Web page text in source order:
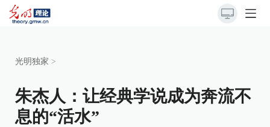
光明独家 >
朱杰人：让经典学说成为奔流不
息的“活水”